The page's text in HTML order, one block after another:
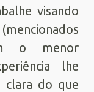
visando
o menor
lhe
clara do que